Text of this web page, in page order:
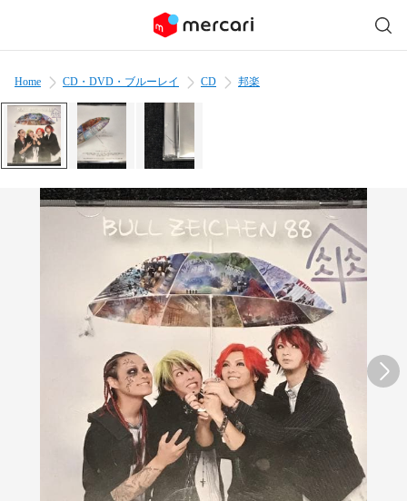
Home CD・DVD・ブルーレイ CD 邦楽